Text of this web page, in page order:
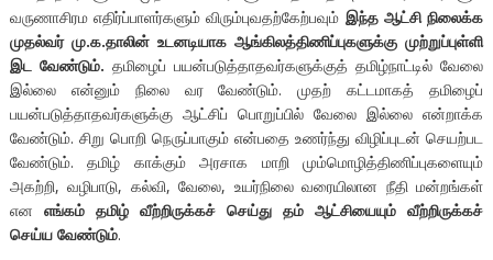
வருணாசிரம எதிர்ப்பாளர்களும் விரும்புவதற்கேற்பவும் இந்த ஆட்சி நிலைக்க
முதல்வர் மு.க.தாலின் உடனடியாக ஆங்கிலத்திணிப்புகளுக்கு முற்றுப்புள்ளி
இட வேண்டும். தமிழைப் பயன்படுத்தாதவர்களுக்குத் தமிழ்நாட்டில் வேலை
இல்லை என்னும் நிலை வர வேண்டும். முதற் கட்டமாகத் தமிழைப்
பயன்படுத்தாதவர்களுக்கு ஆட்சிப் பொறுப்பில் வேலை இல்லை என்றாக்க
வேண்டும். சிறு பொறி நெருப்பாகும் என்பதை உணர்ந்து விழிப்புடன் செயற்பட
வேண்டும். தமிழ் காக்கும் அரசாக மாறி மும்மொழித்திணிப்புகளையும்
அகற்றி, வழிபாடு, கல்வி, வேலை, உயர்நிலை வரையிலான நீதி மன்றங்கள்
என எங்கம் தமிழ் வீற்றிருக்கச் செய்து தம் ஆட்சியையும் வீற்றிருக்கச்
செய்ய வேண்டும்.